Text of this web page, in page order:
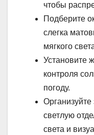
чтобы
Подберите
слегка
мягкого
Установите
контроля
погоду.
светлую
света и